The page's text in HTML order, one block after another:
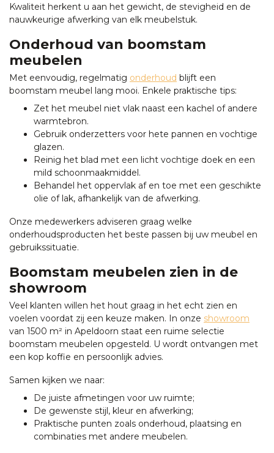
Kwaliteit herkent u aan het gewicht, de stevigheid en de
nauwkeurige afwerking van elk meubelstuk.
Onderhoud van boomstam
meubelen
Met eenvoudig, regelmatig onderhoud blijft een
boomstam meubel lang mooi. Enkele praktische tips:
Zet het meubel niet vlak naast een kachel of andere
warmtebron.
Gebruik onderzetters voor hete pannen en vochtige
glazen.
Reinig het blad met een licht vochtige doek en een
mild schoonmaakmiddel.
Behandel het oppervlak af en toe met een geschikte
olie of lak, afhankelijk van de afwerking.
Onze medewerkers adviseren graag welke
onderhoudsproducten het beste passen bij uw meubel en
gebruikssituatie.
Boomstam meubelen zien in de
showroom
Veel klanten willen het hout graag in het echt zien en
voelen voordat zij een keuze maken. In onze showroom
van 1500 m² in Apeldoorn staat een ruime selectie
boomstam meubelen opgesteld. U wordt ontvangen met
een kop koffie en persoonlijk advies.
Samen kijken we naar:
De juiste afmetingen voor uw ruimte;
De gewenste stijl, kleur en afwerking;
Praktische punten zoals onderhoud, plaatsing en
combinaties met andere meubelen.